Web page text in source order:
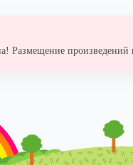
Размещение произведений